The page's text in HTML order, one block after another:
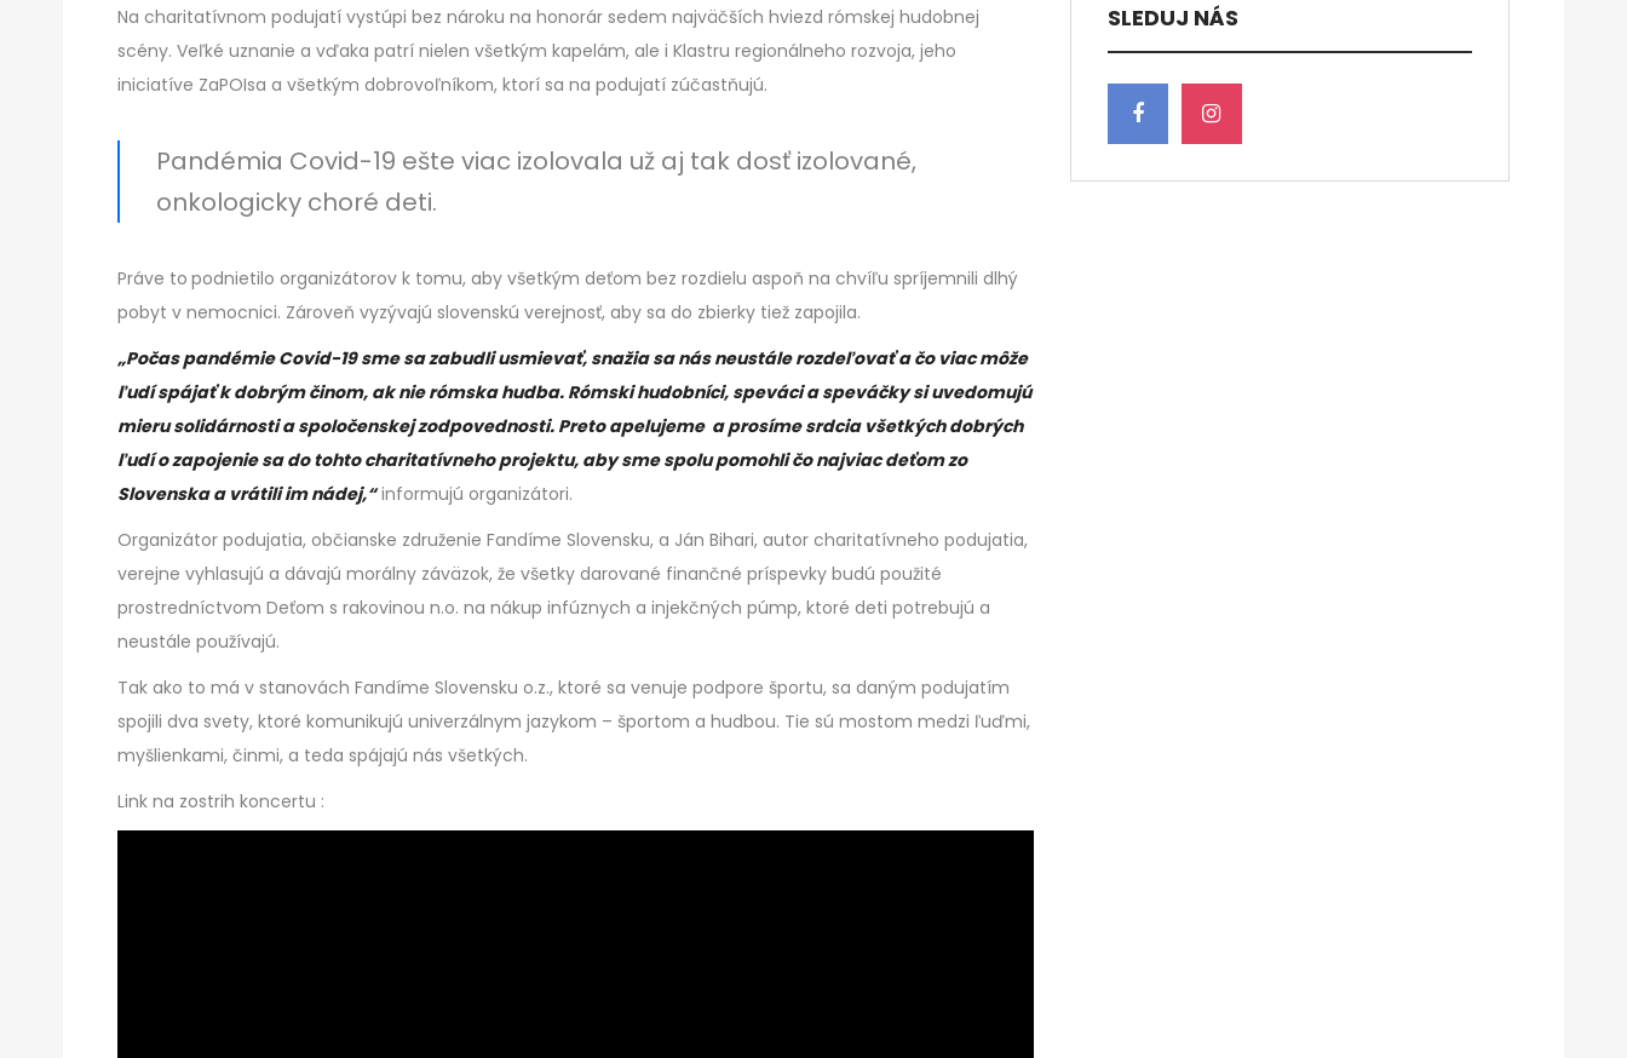
Na charitatívnom podujatí vystúpi bez nároku na honorár sedem najväčších hviezd rómskej hudobnej
scény. Veľké uznanie a vďaka patrí nielen všetkým kapelám, ale i Klastru regionálneho rozvoja, jeho
iniciatíve ZaPOIsa a všetkým dobrovoľníkom, ktorí sa na podujatí zúčastňujú.
Pandémia Covid-19 ešte viac izolovala už aj tak dosť izolované,
onkologicky choré deti.
Práve to podnietilo organizátorov k tomu, aby všetkým deťom bez rozdielu aspoň na chvíľu spríjemnili dlhý
pobyt v nemocnici. Zároveň vyzývajú slovenskú verejnosť, aby sa do zbierky tiež zapojila.
„Počas pandémie Covid-19 sme sa zabudli usmievať, snažia sa nás neustále rozdeľovať a čo viac môže
ľudí spájať k dobrým činom, ak nie rómska hudba. Rómski hudobníci, speváci a speváčky si uvedomujú
mieru solidárnosti a spoločenskej zodpovednosti. Preto apelujeme a prosíme srdcia všetkých dobrých
ľudí o zapojenie sa do tohto charitatívneho projektu, aby sme spolu pomohli čo najviac deťom zo
Slovenska a vrátili im nádej,“informujú organizátori.
Organizátor podujatia, občianske združenie Fandíme Slovensku, a Ján Bihari, autor charitatívneho podujatia,
verejne vyhlasujú a dávajú morálny záväzok, že všetky darované finančné príspevky budú použité
prostredníctvom Deťom s rakovinou n.o. na nákup infúznych a injekčných púmp, ktoré deti potrebujú a
neustále používajú.
Tak ako to má v stanovách Fandíme Slovensku o.z., ktoré sa venuje podpore športu, sa daným podujatím
spojili dva svety, ktoré komunikujú univerzálnym jazykom – športom a hudbou. Tie sú mostom medzi ľuďmi,
myšlienkami, činmi, a teda spájajú nás všetkých.
Link na zostrih koncertu :
SLEDUJ NÁS